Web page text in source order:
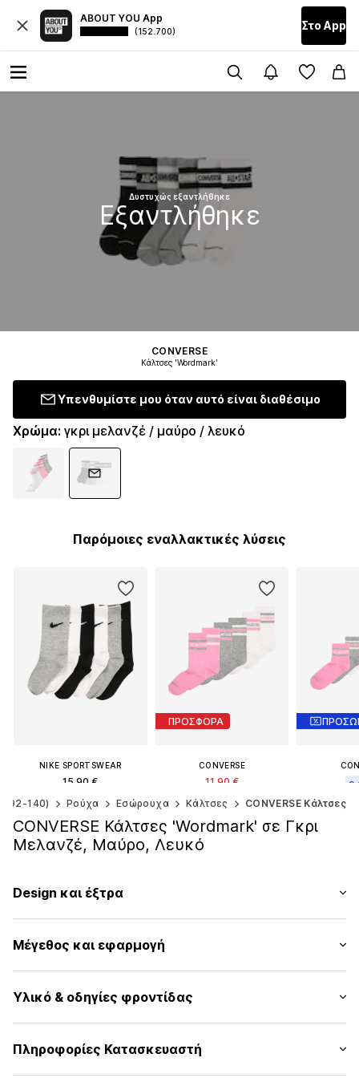
ABOUT YOU App
(152.700) Στο Αpp
Δυστυχώς εξαντλήθηκε
Εξαντλήθηκε
CONVERSE
Κάλτσες 'Wordmark'
Υπενθυμίστε μου όταν αυτό είναι διαθέσιμο
Χρώμα: γκρι μελανζέ / μαύρο / λευκό
Παρόμοιες εναλλακτικές λύσεις
NIKE SPORTSWEAR
15,90 €
Διαθέσιμα μεγέθη: 19-32
Προσθήκη στο καλάθι
ΠΡΟΣΦΟΡΑ
CONVERSE
11,90 €
Αρχικά: 15,90 €
Τελευταία χαμηλότερη τιμή:
5,81 €
Διαθέσιμα μεγέθη: 5-7Y
92-140) Ρούχα Εσώρουχα Κάλτσες CONVERSE Κάλτσες
CONVERSE Κάλτσες 'Wordmark' σε Γκρι
Μελανζέ, Μαύρο, Λευκό
Design και έξτρα
Ζέρσεϊ
Κεντημένο λογότυπο
Δομημένη λαβή
Μαλακή λαβή
Αριθμός Αντικειμένου. Con2194002000001
Μέγεθος και εφαρμογή
Υλικό & οδηγίες φροντίδας
Υλικό: 97% Πολυεστέρας - PES, 3% Ελαστάνη
Πληροφορίες Κατασκευαστή